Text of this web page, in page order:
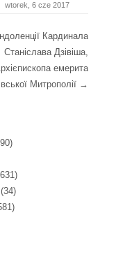
wtorek, 6 cze 2017
Кардинала
Станіслава Дзівіша,
емерита
Митрополії →